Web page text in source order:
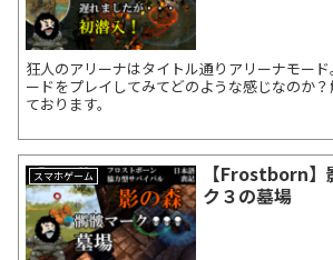
狂人のアリーナはタイトル通りアリーナモー
ードをプレイしてみてどのような感じなのか
ております。
スマホゲーム
【Frostborn】
ク３の墓場